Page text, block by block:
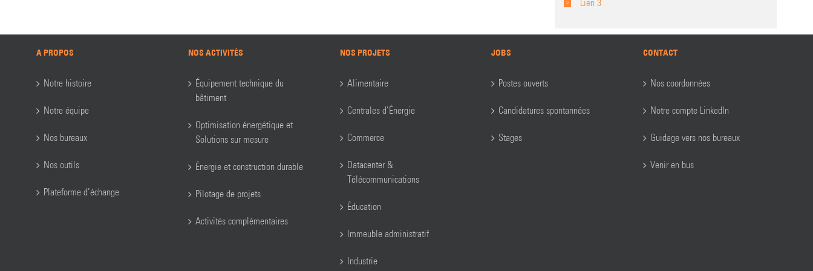
Lien 3
A PROPOS
Notre histoire
Notre équipe
Nos bureaux
Nos outils
Plateforme d’échange
NOS ACTIVITÉS
Équipement technique du
bâtiment
Optimisation énergétique et
Solutions sur mesure
Énergie et construction durable
Pilotage de projets
Activités complémentaires
NOS PROJETS
Alimentaire
Centrales d’Énergie
Commerce
Datacenter &
Télécommunications
Éducation
Immeuble administratif
Industrie
JOBS
Postes ouverts
Candidatures spontannées
Stages
CONTACT
Nos coordonnées
Notre compte LinkedIn
Guidage vers nos bureaux
Venir en bus